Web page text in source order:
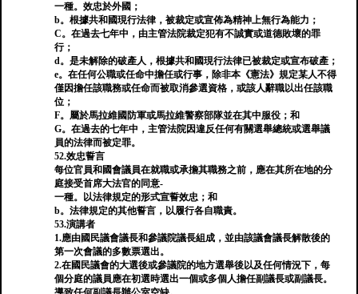
一種。效忠於外國；
b。根據共和國現行法律，被裁定或宣佈為精神上無行為能力；
C。在過去七年中，由主管法院裁定犯有不誠實或道德敗壞的罪
行；
d。是未解除的破產人，根據共和國現行法律已被裁定或宣布破產；
e。在任何公職或任命中擔任或行事，除非本《憲法》規定某人不得
僅因擔任該職務或任命而被取消參選資格，或該人辭職以出任該職
位；
F。屬於馬拉維國防軍或馬拉維警察部隊並在其中服役；和
G。在過去的七年中，主管法院因違反任何有關選舉總統或選舉議
員的法律而被定罪。
52.效忠誓言
每位官員和國會議員在就職或承擔其職務之前，應在其所在地的分
庭接受首席大法官的同意-
一種。以法律規定的形式宣誓效忠；和
b。法律規定的其他誓言，以履行各自職責。
53.演講者
1.應由國民議會議長和參議院議長組成，並由該議會議長解散後的
第一次會議的多數票選出。
2.在國民議會的大選後或參議院的地方選舉後以及任何情況下，每
個分庭的議員應在初選時選出一個或多個人擔任副議長或副議長。